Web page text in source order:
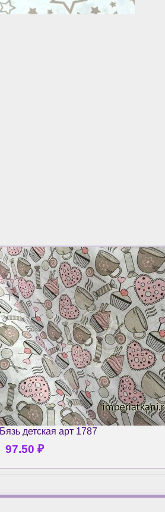
Бязь детская арт 1787
97.50 ₽